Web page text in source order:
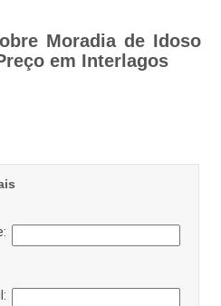
Moradia de Idoso
em Interlagos